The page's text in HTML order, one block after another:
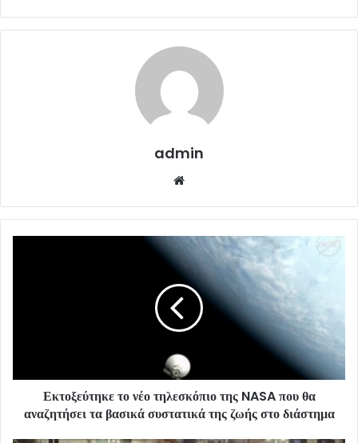
admin
Εκτοξεύτηκε το νέο τηλεσκόπιο της NASA που θα
αναζητήσει τα βασικά συστατικά της ζωής στο διάστημα